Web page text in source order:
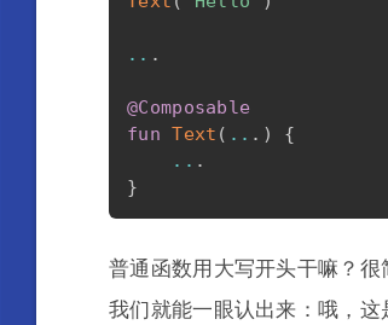
.. .
@Composable
fun Text ( .. . )
{
.. .
}
普通函数用大写开头干嘛？
我们就能一眼认出来：哦，